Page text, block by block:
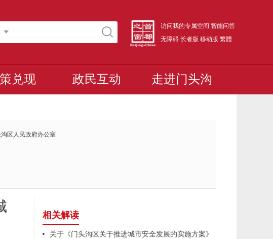
访问我的专属空间 智能问答
无障碍 长者版 移动版 繁體
兑现 政民互动 走进门头沟
区人民政府办公室
相关解读
关于《门头沟区关于推进城市安全发展的实施方案》